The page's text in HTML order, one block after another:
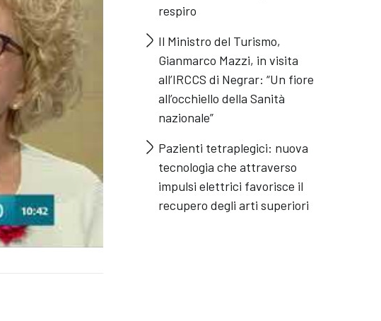
respiro
Il Ministro del Turismo,
Gianmarco Mazzi, in visita
all’IRCCS di Negrar: “Un fiore
all’occhiello della Sanità
nazionale”
Pazienti tetraplegici: nuova
tecnologia che attraverso
impulsi elettrici favorisce il
recupero degli arti superiori